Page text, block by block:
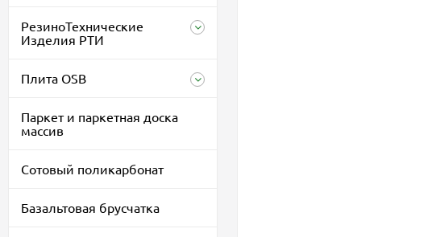
РезиноТехнические
Изделия РТИ
Плита OSB
Паркет и паркетная доска
массив
Сотовый поликарбонат
Базальтовая брусчатка